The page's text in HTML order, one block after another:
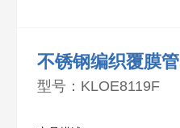
不锈钢编织覆膜管
型号：KLOE8119F